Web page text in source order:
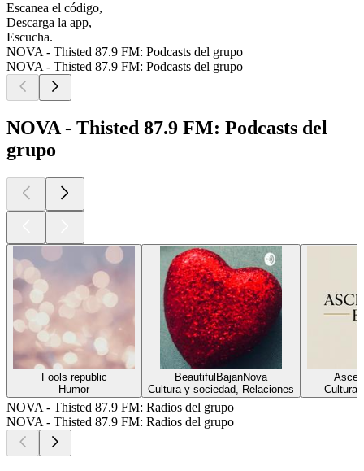
Escanea el código,
Descarga la app,
Escucha.
NOVA - Thisted 87.9 FM: Podcasts del grupo
NOVA - Thisted 87.9 FM: Podcasts del grupo
NOVA - Thisted 87.9 FM: Podcasts del
grupo
Fools republic
Humor
BeautifulBajanNova
Cultura y sociedad, Relaciones
Cultura
NOVA - Thisted 87.9 FM: Radios del grupo
NOVA - Thisted 87.9 FM: Radios del grupo